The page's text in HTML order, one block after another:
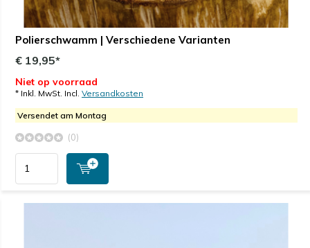
Polierschwamm | Verschiedene Varianten
€ 19,95*
Niet op voorraad
* Inkl. MwSt. Incl. Versandkosten
Versendet am Montag
(0)